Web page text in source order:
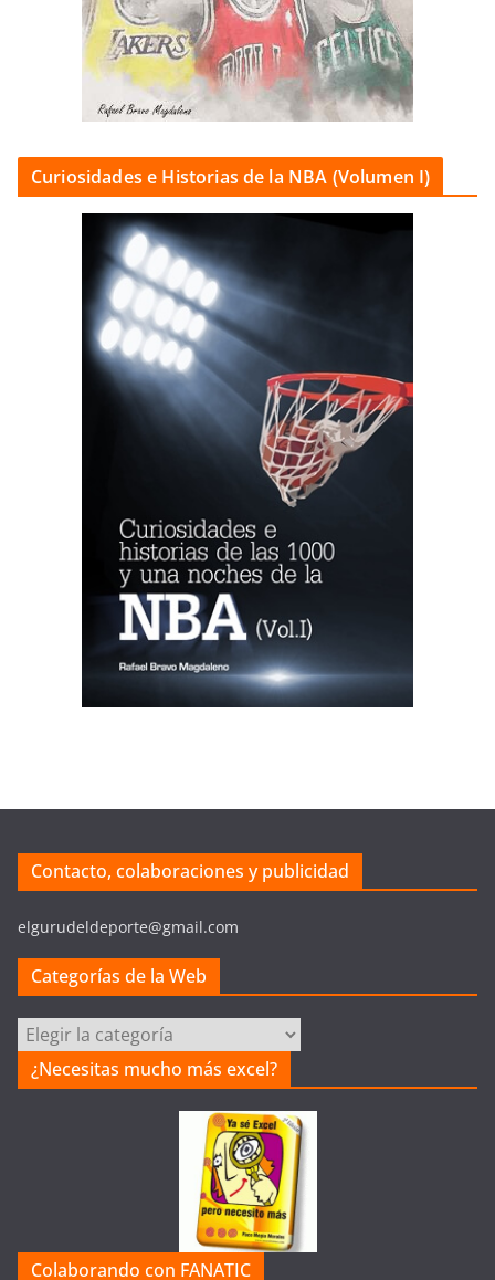
Curiosidades e Historias de la NBA (Volumen I)
Contacto, colaboraciones y publicidad
elgurudeldeporte@gmail.com
Categorías de la Web
Categorías
de
la
¿Necesitas mucho más excel?
Colaborando con FANATIC